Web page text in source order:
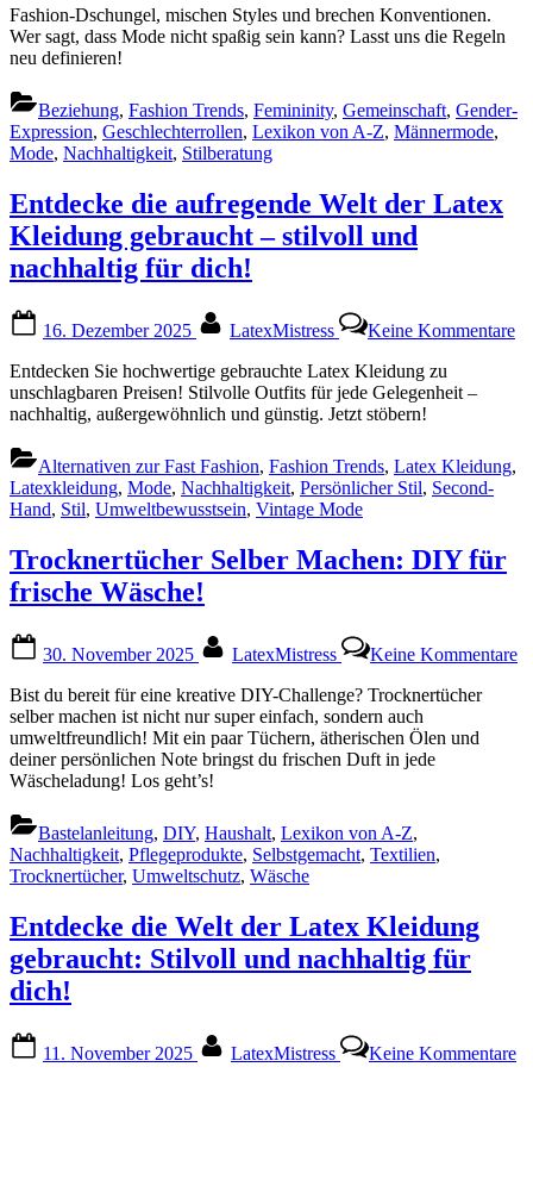
Fashion-Dschungel, mischen Styles und brechen Konventionen.
Wer sagt, dass Mode nicht spaßig sein kann? Lasst uns die Regeln
neu definieren!
Beziehung, Fashion Trends, Femininity, Gemeinschaft, Gender-
Expression, Geschlechterrollen, Lexikon von A-Z, Männermode,
Mode, Nachhaltigkeit, Stilberatung
Entdecke die aufregende Welt der Latex
Kleidung gebraucht – stilvoll und
nachhaltig für dich!
on
16. Dezember 2025 LatexMistress Keine Kommentare
Entdecken Sie hochwertige gebrauchte Latex Kleidung zu
unschlagbaren Preisen! Stilvolle Outfits für jede Gelegenheit –
nachhaltig, außergewöhnlich und günstig. Jetzt stöbern!
Alternativen zur Fast Fashion, Fashion Trends, Latex Kleidung,
Latexkleidung, Mode, Nachhaltigkeit, Persönlicher Stil, Second-
Hand, Stil, Umweltbewusstsein, Vintage Mode
Trocknertücher Selber Machen: DIY für
frische Wäsche!
on
30. November 2025 LatexMistress Keine Kommentare
Bist du bereit für eine kreative DIY-Challenge? Trocknertücher
selber machen ist nicht nur super einfach, sondern auch
umweltfreundlich! Mit ein paar Tüchern, ätherischen Ölen und
deiner persönlichen Note bringst du frischen Duft in jede
Wäscheladung! Los geht’s!
Bastelanleitung, DIY, Haushalt, Lexikon von A-Z,
Nachhaltigkeit, Pflegeprodukte, Selbstgemacht, Textilien,
Trocknertücher, Umweltschutz, Wäsche
Entdecke die Welt der Latex Kleidung
gebraucht: Stilvoll und nachhaltig für
dich!
on
11. November 2025 LatexMistress Keine Kommentare